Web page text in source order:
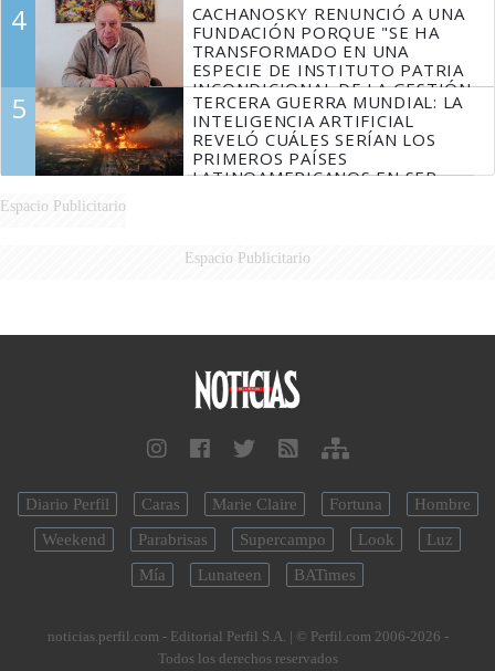
4
CACHANOSKY RENUNCIÓ A UNA
FUNDACIÓN PORQUE "SE HA
TRANSFORMADO EN UNA
ESPECIE DE INSTITUTO PATRIA
INCONDICIONAL DE LA GESTIÓN
DE MILEI"
5
TERCERA GUERRA MUNDIAL: LA
INTELIGENCIA ARTIFICIAL
REVELÓ CUÁLES SERÍAN LOS
PRIMEROS PAÍSES
LATINOAMERICANOS EN SER
Espacio Publicitario
Espacio Publicitario
Diario Perfil Caras Marie Claire Fortuna
Hombre
Weekend
Parabrisas Supercampo Look
Luz
Mía
Lunateen BATimes
noticias.perfil.com - Editorial Perfil S.A. | © Perfil.com 2006-2026 -
Todos los derechos reservados